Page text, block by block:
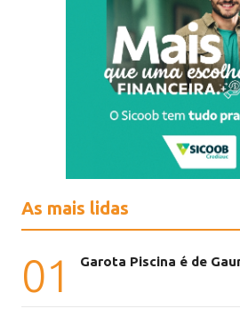
As mais lidas
01 Garota Piscina é de